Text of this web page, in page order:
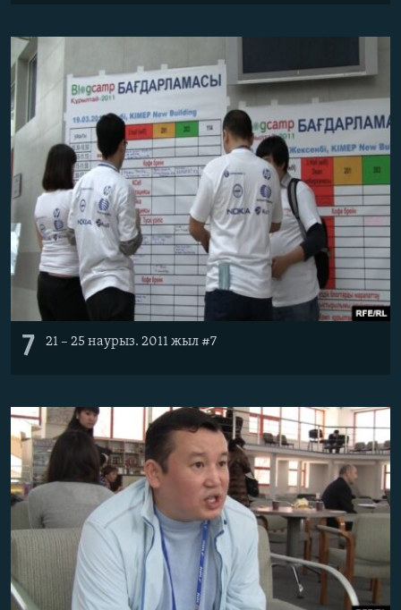
7 21 – 25 наурыз. 2011 жыл #7